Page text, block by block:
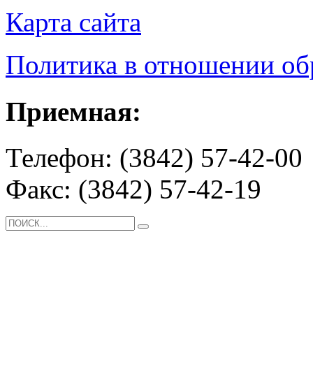
Карта сайта
Политика в отношении
Приемная:
Телефон: (3842) 57-42-00
Факс: (3842) 57-42-19